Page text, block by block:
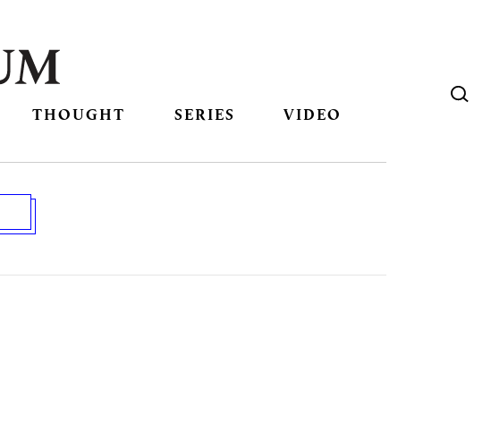
THOUGHT SERIES VIDEO